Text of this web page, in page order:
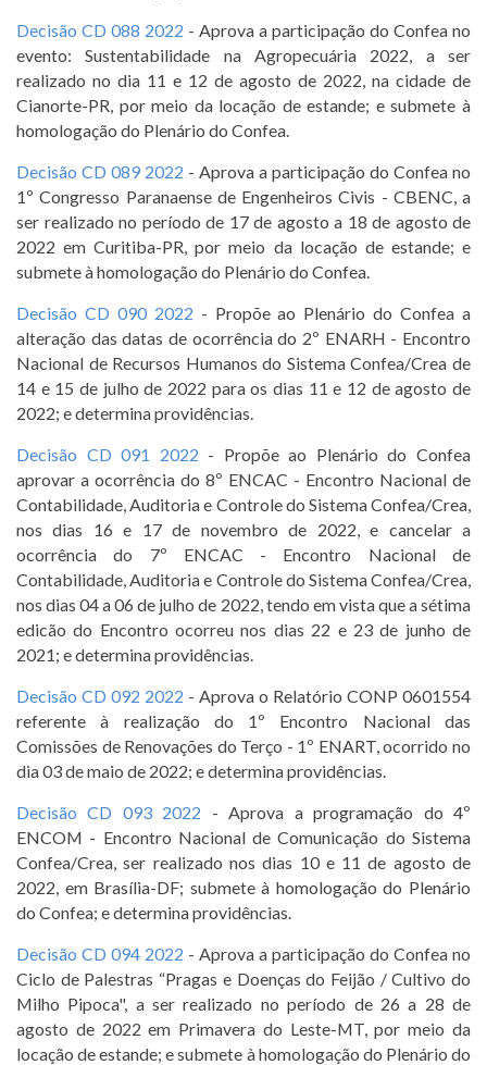
Decisão CD 088 2022 - Aprova a participação do Confea no
evento: Sustentabilidade na Agropecuária 2022, a ser
realizado no dia 11 e 12 de agosto de 2022, na cidade de
Cianorte-PR, por meio da locação de estande; e submete à
homologação do Plenário do Confea.
Decisão CD 089 2022 - Aprova a participação do Confea no
1º Congresso Paranaense de Engenheiros Civis - CBENC, a
ser realizado no período de 17 de agosto a 18 de agosto de
2022 em Curitiba-PR, por meio da locação de estande; e
submete à homologação do Plenário do Confea.
Decisão CD 090 2022 - Propõe ao Plenário do Confea a
alteração das datas de ocorrência do 2º ENARH - Encontro
Nacional de Recursos Humanos do Sistema Confea/Crea de
14 e 15 de julho de 2022 para os dias 11 e 12 de agosto de
2022; e determina providências.
Decisão CD 091 2022 - Propõe ao Plenário do Confea
aprovar a ocorrência do 8º ENCAC - Encontro Nacional de
Contabilidade, Auditoria e Controle do Sistema Confea/Crea,
nos dias 16 e 17 de novembro de 2022, e cancelar a
ocorrência do 7º ENCAC - Encontro Nacional de
Contabilidade, Auditoria e Controle do Sistema Confea/Crea,
nos dias 04 a 06 de julho de 2022, tendo em vista que a sétima
edicão do Encontro ocorreu nos dias 22 e 23 de junho de
2021; e determina providências.
Decisão CD 092 2022 - Aprova o Relatório CONP 0601554
referente à realização do 1º Encontro Nacional das
Comissões de Renovações do Terço - 1º ENART, ocorrido no
dia 03 de maio de 2022; e determina providências.
Decisão CD 093 2022 - Aprova a programação do 4º
ENCOM - Encontro Nacional de Comunicação do Sistema
Confea/Crea, ser realizado nos dias 10 e 11 de agosto de
2022, em Brasília-DF; submete à homologação do Plenário
do Confea; e determina providências.
Decisão CD 094 2022 - Aprova a participação do Confea no
Ciclo de Palestras “Pragas e Doenças do Feijão / Cultivo do
Milho Pipoca", a ser realizado no período de 26 a 28 de
agosto de 2022 em Primavera do Leste-MT, por meio da
locação de estande; e submete à homologação do Plenário do